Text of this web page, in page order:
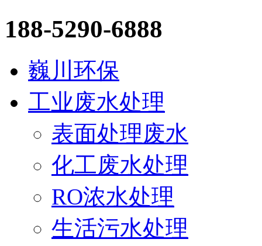
188-5290-6888
巍川环保
工业废水处理
表面处理废水
化工废水处理
RO浓水处理
生活污水处理